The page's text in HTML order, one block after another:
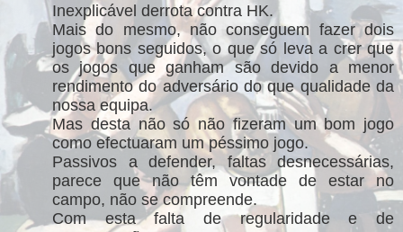
Inexplicável derrota contra HK.
Mais do mesmo, não conseguem fazer dois
jogos bons seguidos, o que só leva a crer que
os jogos que ganham são devido a menor
rendimento do adversário do que qualidade da
nossa equipa.
Mas desta não só não fizeram um bom jogo
como efectuaram um péssimo jogo.
Passivos a defender, faltas desnecessárias,
parece que não têm vontade de estar no
campo, não se compreende.
Com esta falta de regularidade e de